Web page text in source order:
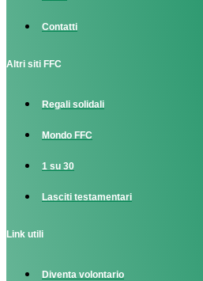
Contatti
Altri siti FFC
Regali solidali
Mondo FFC
1 su 30
Lasciti testamentari
Link utili
Diventa volontario